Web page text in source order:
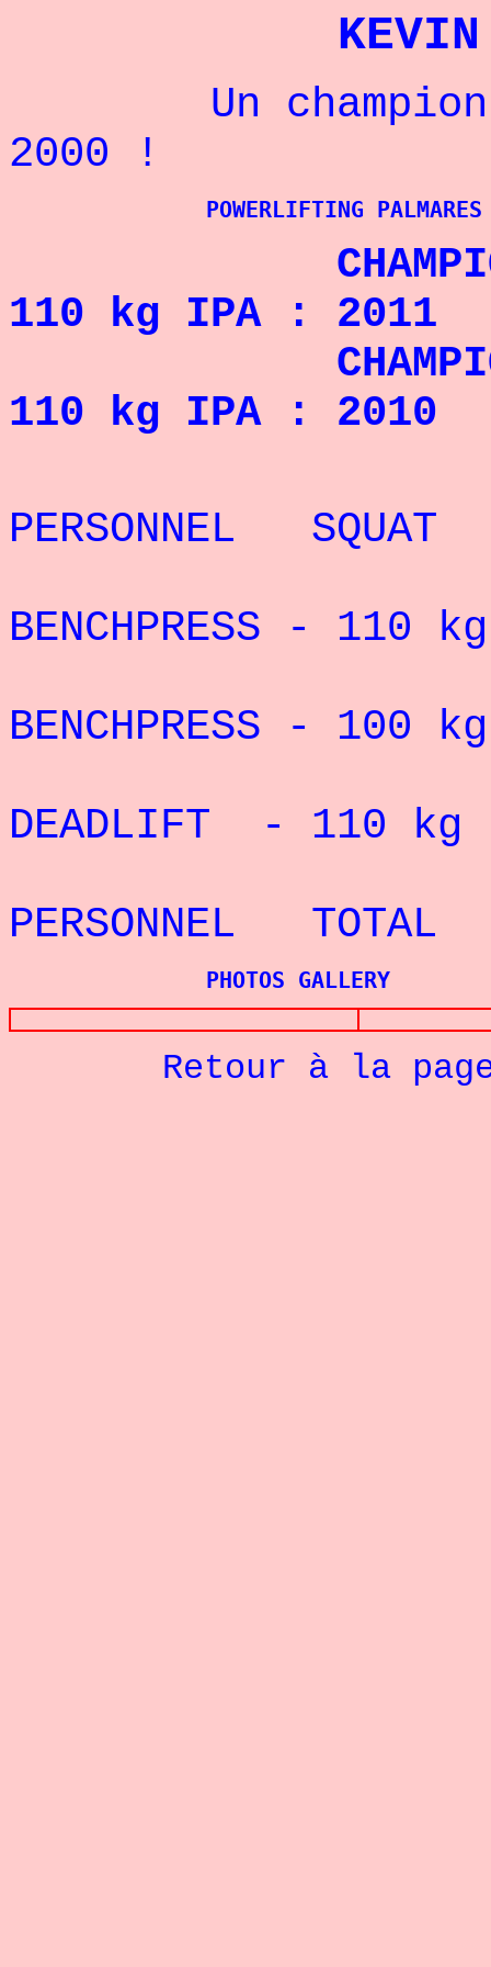
KEVIN
Un champion
2000 !
POWERLIFTING PALMARES
CHAMPION
110 kg IPA : 2011
CHAMPION DU
110 kg IPA : 2010
PERSONNEL
BENCHPRESS - 110
BENCHPRESS - 100
DEADLIFT - 110
PERSONNEL
PHOTOS GALLERY
Retour à la